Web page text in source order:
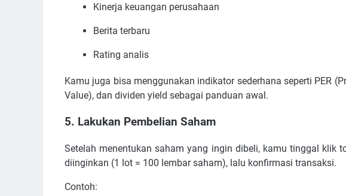
Kinerja keuangan perusahaan
Berita terbaru
Rating analis
Kamu juga bisa menggunakan indikator sederhana seperti PER
Value), dan dividen yield sebagai panduan awal.
5. Lakukan Pembelian Saham
Setelah menentukan saham yang ingin dibeli, kamu tinggal klik
diinginkan (1 lot = 100 lembar saham), lalu konfirmasi transaksi.
Contoh: